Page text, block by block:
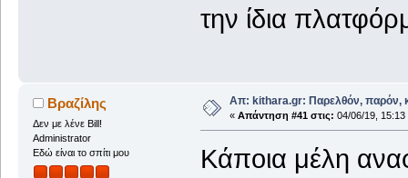
την ίδια
Βραζίλης
Δεν με λένε Bill!
Administrator
Εδώ είναι το σπίτι μου
Απ: kithara.gr: Παρελθόν, παρόν,
« Απάντηση #41 στις: 04/06/19, 15:13
Κάποια μέλη